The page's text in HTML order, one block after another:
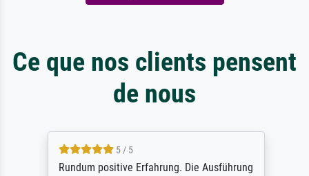
Ce que nos clients pensent
de nous
5 / 5
Rundum positive Erfahrung. Die Ausführung